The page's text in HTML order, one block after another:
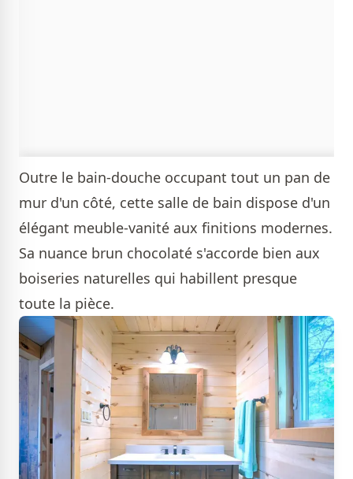
Outre le bain-douche occupant tout un pan de
mur d'un côté, cette salle de bain dispose d'un
élégant meuble-vanité aux finitions modernes.
Sa nuance brun chocolaté s'accorde bien aux
boiseries naturelles qui habillent presque
toute la pièce.